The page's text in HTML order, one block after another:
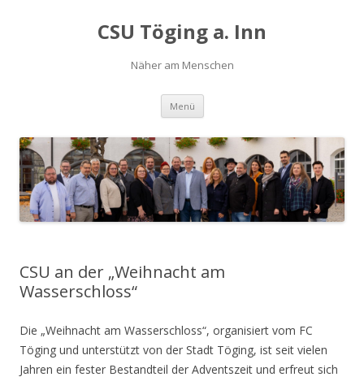
CSU Töging a. Inn
Näher am Menschen
Menü Springe
Inhalt
CSU an der „Weihnacht am
Wasserschloss“
Die „Weihnacht am Wasserschloss“, organisiert vom FC
Töging und unterstützt von der Stadt Töging, ist seit vielen
Jahren ein fester Bestandteil der Adventszeit und erfreut sich